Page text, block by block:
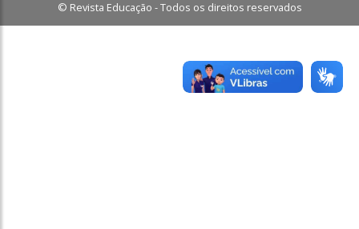
© Revista Educação - Todos os direitos reservados